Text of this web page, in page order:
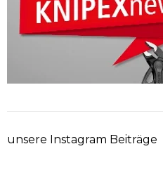
unsere Instagram Beiträge